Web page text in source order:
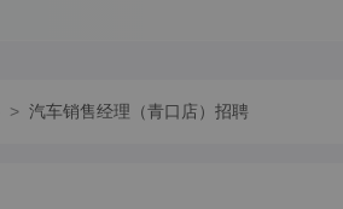
> 汽车销售经理（青口店）招聘